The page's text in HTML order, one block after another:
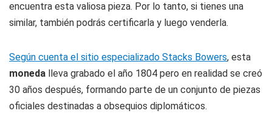
encuentra esta valiosa pieza. Por lo tanto, si tienes una
similar, también podrás certificarla y luego venderla.
Según cuenta el sitio especializado Stacks Bowers, esta
moneda lleva grabado el año 1804 pero en realidad se creó
30 años después, formando parte de un conjunto de piezas
oficiales destinadas a obsequios diplomáticos.